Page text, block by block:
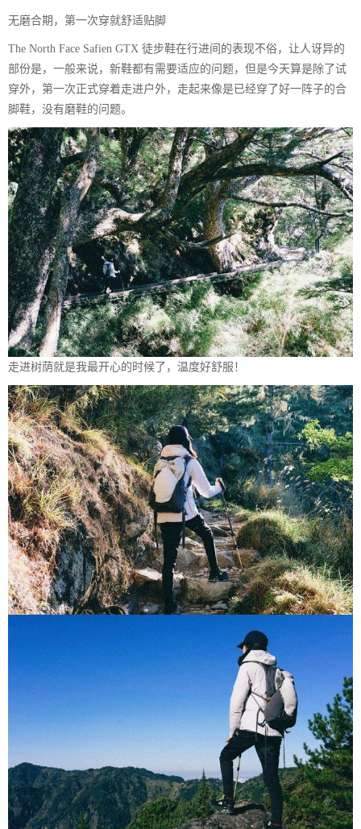
无磨合期，第一次穿就舒适贴脚
The North Face Safien GTX 徒步鞋在行进间的表现不俗，让人讶异的
部份是，一般来说，新鞋都有需要适应的问题，但是今天算是除了试
穿外，第一次正式穿着走进户外，走起来像是已经穿了好一阵子的合
脚鞋，没有磨鞋的问题。
走进树荫就是我最开心的时候了，温度好舒服！